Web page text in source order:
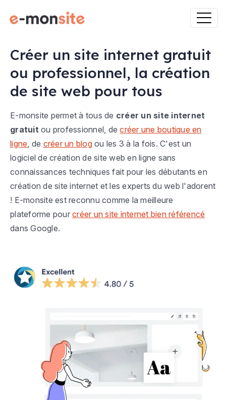
Créer un site internet gratuit
ou professionnel, la création
de site web pour tous
E-monsite permet à tous de créer un site internet
gratuit ou professionnel, decréer une boutique en
ligne , de créer un blogou les 3 à la fois. C'est un
logiciel de création de site web en ligne sans
connaissances techniques fait pour les débutants en
création de site internet et les experts du web l'adorent
! E-monsite est reconnu comme la meilleure
plateforme pour créer un site internet bien référencé
dans Google.